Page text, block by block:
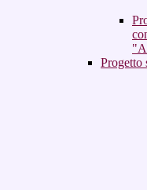
Progetto